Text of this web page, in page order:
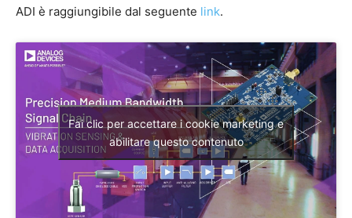
ADI è raggiungibile dal seguente link.
Fai clic per accettare i cookie marketing e
abilitare questo contenuto